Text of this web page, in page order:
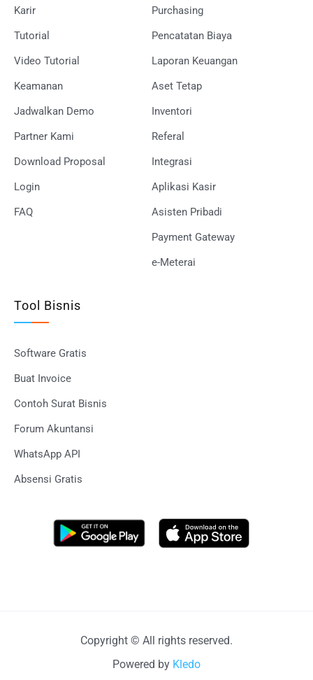
Karir
Tutorial
Video Tutorial
Keamanan
Jadwalkan Demo
Partner Kami
Download Proposal
Login
FAQ
Purchasing
Pencatatan Biaya
Laporan Keuangan
Aset Tetap
Inventori
Referal
Integrasi
Aplikasi Kasir
Asisten Pribadi
Payment Gateway
e-Meterai
Tool Bisnis
Software Gratis
Buat Invoice
Contoh Surat Bisnis
Forum Akuntansi
WhatsApp API
Absensi Gratis
Copyright © All rights reserved.
Powered by Kledo